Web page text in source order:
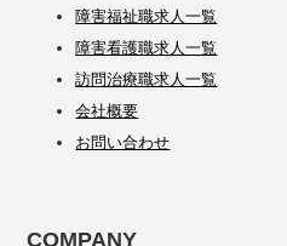
障害福祉職求人一覧
障害看護職求人一覧
訪問治療職求人一覧
会社概要
お問い合わせ
COMPANY